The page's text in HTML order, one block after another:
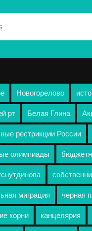
Новогорелово
рт Белая Глина
рестрикции России
олимпиады
миграция черная
корни канцелярия